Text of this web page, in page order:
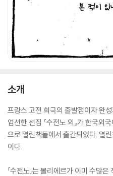
소개
프랑스 고전 희극의 출발점이자 완
엄선한 선집 『수전노 외』가 한국외
으로 열린책들에서 출간되었다. 열
이다.
「수전노」는 몰리에르가 이미 수많